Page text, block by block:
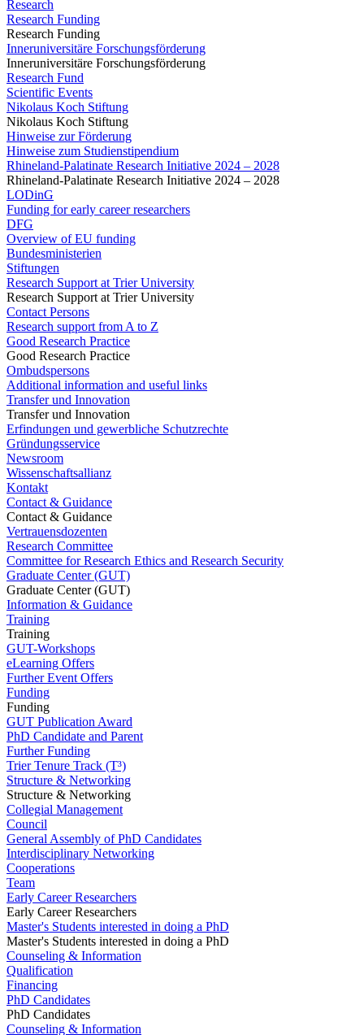
Research
Research Funding
Research Funding
Inneruniversitäre Forschungsförderung
Inneruniversitäre Forschungsförderung
Research Fund
Scientific Events
Nikolaus Koch Stiftung
Nikolaus Koch Stiftung
Hinweise zur Förderung
Hinweise zum Studienstipendium
Rhineland-Palatinate Research Initiative 2024 – 2028
Rhineland-Palatinate Research Initiative 2024 – 2028
LODinG
Funding for early career researchers
DFG
Overview of EU funding
Bundesministerien
Stiftungen
Research Support at Trier University
Research Support at Trier University
Contact Persons
Research support from A to Z
Good Research Practice
Good Research Practice
Ombudspersons
Additional information and useful links
Transfer und Innovation
Transfer und Innovation
Erfindungen und gewerbliche Schutzrechte
Gründungsservice
Newsroom
Wissenschaftsallianz
Kontakt
Contact & Guidance
Contact & Guidance
Vertrauensdozenten
Research Committee
Committee for Research Ethics and Research Security
Graduate Center (GUT)
Graduate Center (GUT)
Information & Guidance
Training
Training
GUT-Workshops
eLearning Offers
Further Event Offers
Funding
Funding
GUT Publication Award
PhD Candidate and Parent
Further Funding
Trier Tenure Track (T³)
Structure & Networking
Structure & Networking
Collegial Management
Council
General Assembly of PhD Candidates
Interdisciplinary Networking
Cooperations
Team
Early Career Researchers
Early Career Researchers
Master's Students interested in doing a PhD
Master's Students interested in doing a PhD
Counseling & Information
Qualification
Financing
PhD Candidates
PhD Candidates
Counseling & Information